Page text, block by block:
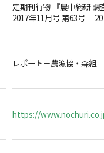
定期刊行物 『農中総研 調
2017年11月号 第63号 20
レポート－農漁協・森組
https://